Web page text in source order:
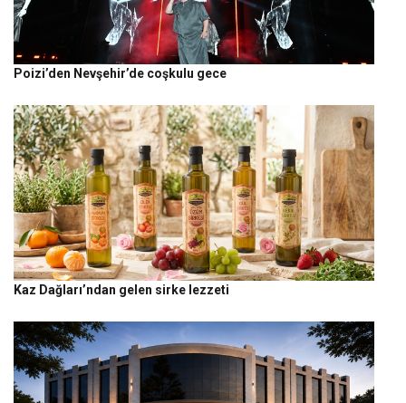
Poizi’den Nevşehir’de coşkulu gece
Kaz Dağları’ndan gelen sirke lezzeti